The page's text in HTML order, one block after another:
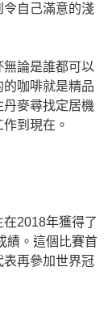
自己滿意的淺
論是誰都可以
咖啡就是精品
麥尋找定居機
到現在。
2018年獲得了
績。這個比賽首
表再參加世界冠